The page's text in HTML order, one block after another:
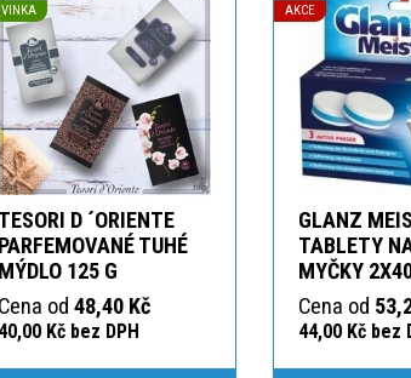
TESORI D ´ORIENTE
PARFEMOVANÉ TUHÉ
MÝDLO 125 G
Cena od 48,40 Kč
40,00 Kč bez DPH
AKCE
GLANZ
TABLETY
MYČKY
Cena od
44,00 Kč bez